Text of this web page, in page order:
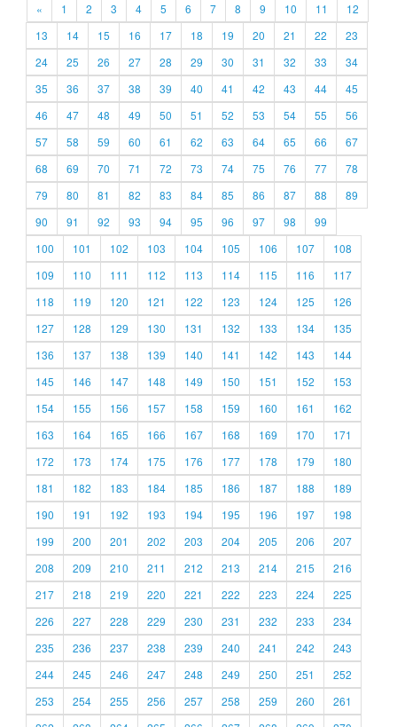
« 1 2 3 4 5 6 7 8 9 10 11
12
13
14 15 16 17 18 19 20 21 22
23
24
25 26 27 28 29 30 31 32 33
34
35
36 37 38 39 40 41 42 43 44
45
46
47 48 49 50 51 52 53 54 55
56
57
58 59 60 61 62 63 64 65 66
67
68
69 70 71 72 73 74 75 76 77
78
79
80 81 82 83 84 85 86 87 88
89
90
91 92 93 94 95 96 97 98
99
100
101 102 103 104 105 106 107
108
109
110 111 112 113 114 115 116
117
118
119 120 121 122 123 124 125
126
127
128 129 130 131 132 133 134
135
136
137 138 139 140 141 142 143
144
145
146 147 148 149 150 151 152
153
154
155 156 157 158 159 160 161
162
163
164 165 166 167 168 169 170
171
172
173 174 175 176 177 178 179
180
181
182 183 184 185 186 187 188
189
190
191 192 193 194 195 196 197
198
199
200 201 202 203 204 205 206
207
208
209 210 211 212 213 214 215
216
217
218 219 220 221 222 223 224
225
226
227 228 229 230 231 232 233
234
235
236 237 238 239 240 241 242
243
244
245 246 247 248 249 250 251
252
253
254 255 256 257 258 259 260
261